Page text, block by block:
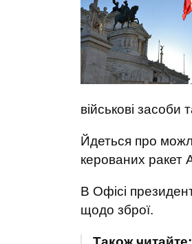
військові засоби
Йдеться про
керованих ракет
В Офісі
щодо зброї.